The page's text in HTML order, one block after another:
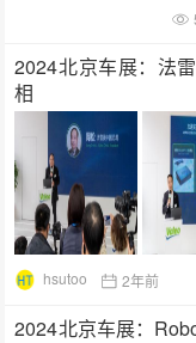
2024北京车展：法
相
hsutoo 2年前
2024北京车展：